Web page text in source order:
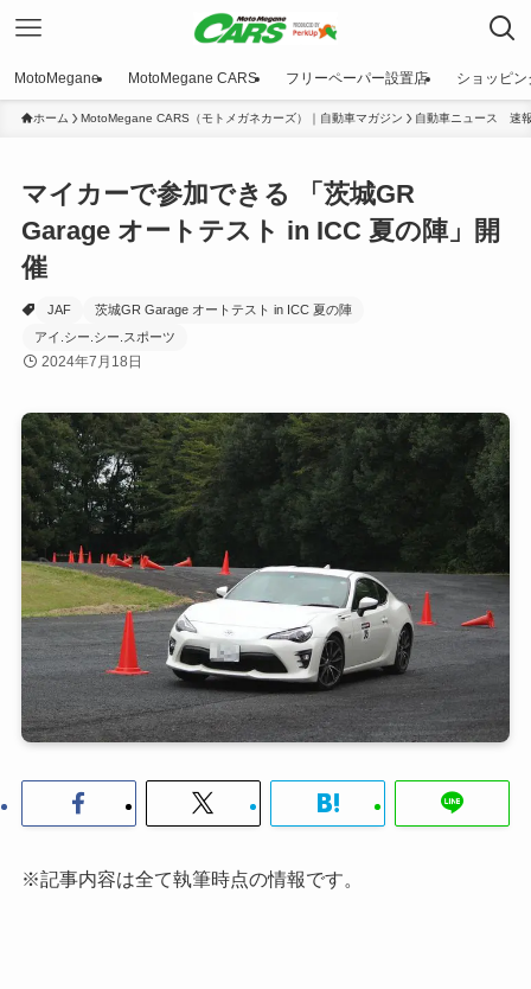
MotoMegane MotoMegane CARS フリーペーパー設置店 ショッピン
ホーム MotoMegane CARS（モトメガネカーズ）｜自動車マガジン 自動車ニュース 速
マイカーで参加できる 「茨城GR
Garage オートテスト in ICC 夏の陣」開
催
JAF
茨城GR Garage オートテスト in ICC 夏の陣
アイ.シー.シー.スポーツ
2024年7月18日
※記事内容は全て執筆時点の情報です。